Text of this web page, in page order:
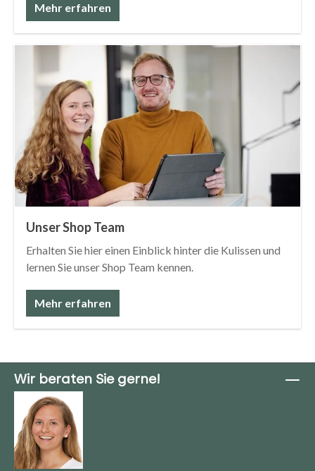
Mehr erfahren
Unser Shop Team
Erhalten Sie hier einen Einblick hinter die Kulissen und
lernen Sie unser Shop Team kennen.
Mehr erfahren
Wir beraten Sie gerne!